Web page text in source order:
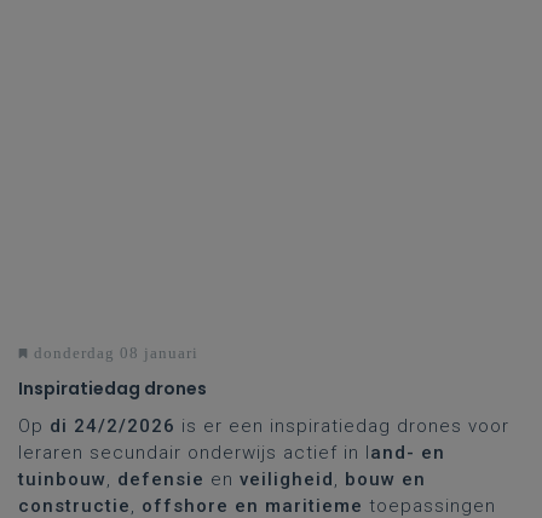
donderdag 08 januari
Inspiratiedag drones
Op di 24/2/2026 is er een inspiratiedag drones voor
leraren secundair onderwijs actief in land- en
tuinbouw
defensie en veiligheid
bouw en
constructie
offshore en maritieme toepassingen